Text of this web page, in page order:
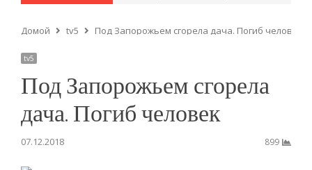
Домой tv5 Под Запорожьем сгорела дача. Погиб человек
tv5
Под Запорожьем сгорела
дача. Погиб человек
07.12.2018 899